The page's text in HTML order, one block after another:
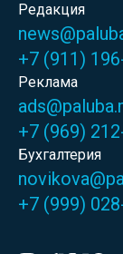
Редакция
+7 (911)
Реклама
+7 (969)
Бухгалтерия
+7 (999)